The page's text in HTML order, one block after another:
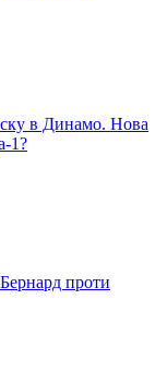
в Динамо. Нова
1?
проти